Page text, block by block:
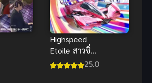
Highspeed
Etoile สาวซิ่ง
สายฟ้า! ซับ25.0